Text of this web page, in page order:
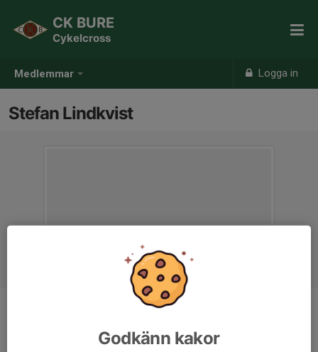
Medlemmar Logga in
CK BURE
Cykelcross
Stefan Lindkvist
Godkänn kakor